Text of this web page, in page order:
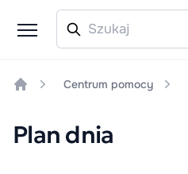
Centrum pomocy
Plan dnia